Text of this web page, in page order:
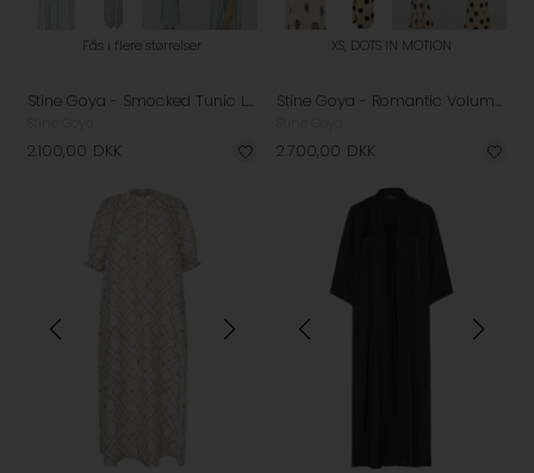
Fås i flere størrelser
Stine Goya - Smocked Tunic Long Kjole - Smocked Stripes
2.100,00 DKK
XS, DOTS IN MOTION
Stine Goya - Romantic Volume Strap Kjole - Dots In Motion
2.700,00 DKK